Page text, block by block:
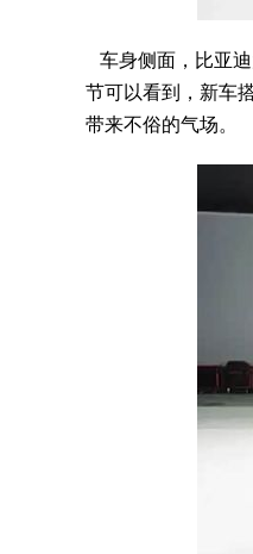
车身侧面，比亚迪
节可以看到，新车
带来不俗的气场。